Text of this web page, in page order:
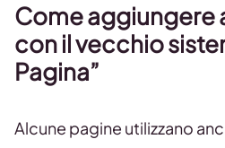
Come aggiungere
con il vecchio
Pagina”
Alcune pagine utilizzano